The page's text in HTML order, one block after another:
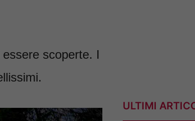
scoperte. I
ULTIMI